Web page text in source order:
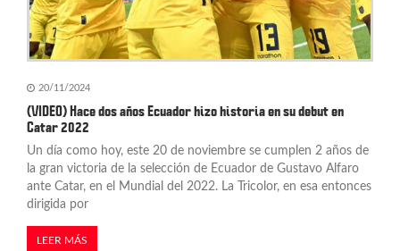
20/11/2024
(VIDEO) Hace dos años Ecuador hizo historia en su debut en
Catar 2022
Un día como hoy, este 20 de noviembre se cumplen 2 años de
la gran victoria de la selección de Ecuador de Gustavo Alfaro
ante Catar, en el Mundial del 2022. La Tricolor, en esa entonces
dirigida por
LEER MÁS